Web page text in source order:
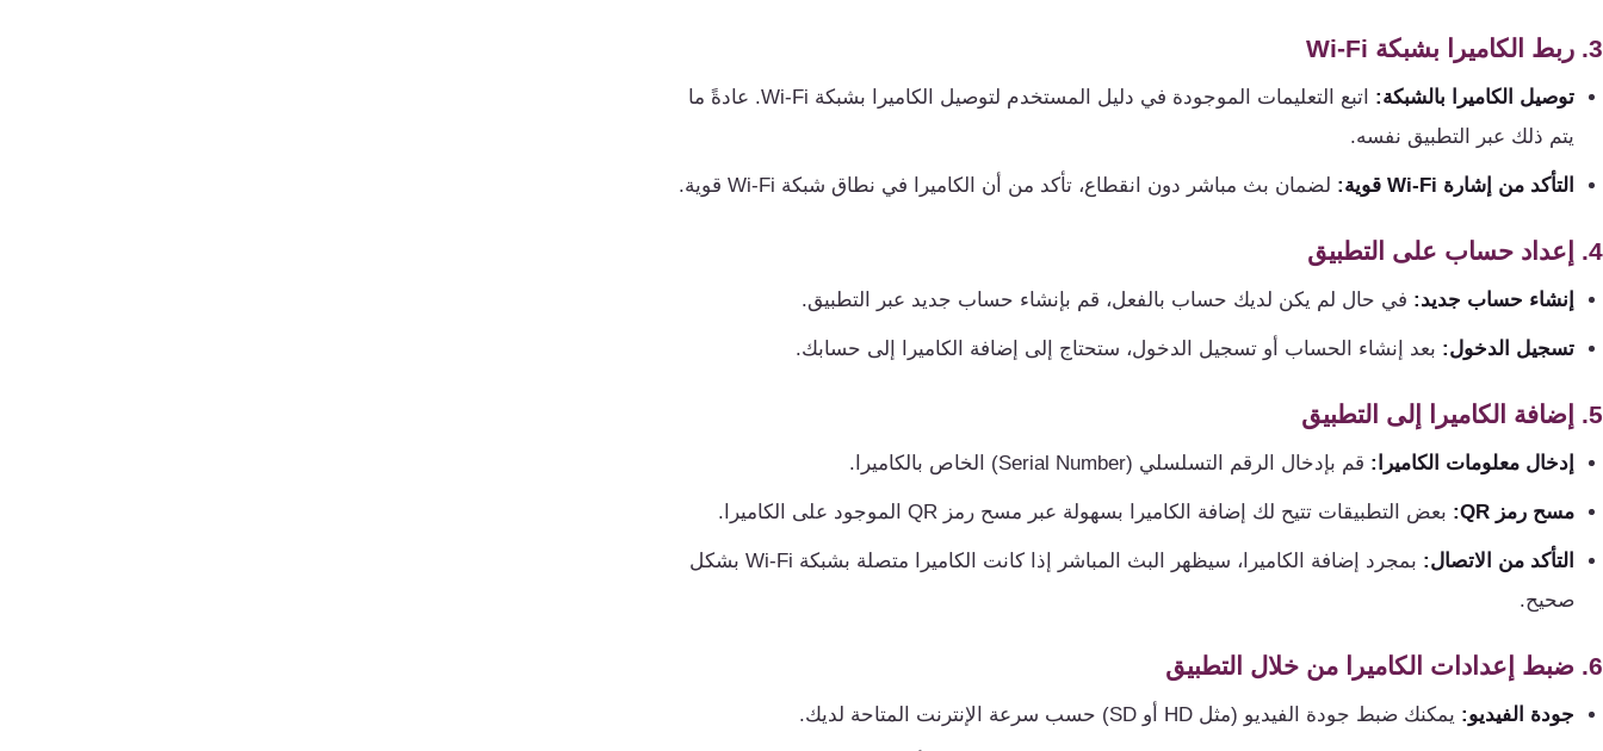
3. ربط الكاميرا بشبكة Wi-Fi
توصيل الكاميرا بالشبكة:
اتبع التعليمات الموجودة في دليل المستخدم لتوصيل الكاميرا بشبكة Wi-Fi. عادةً ما
يتم ذلك عبر التطبيق نفسه.
التأكد من إشارة Wi-Fi قوية: لضمان بث مباشر دون انقطاع، تأكد من أن الكاميرا في نطاق شبكة Wi-Fi قوية.
4. إعداد حساب على التطبيق
إنشاء حساب جديد: في حال لم يكن لديك حساب بالفعل، قم بإنشاء حساب جديد عبر التطبيق.
تسجيل الدخول: بعد إنشاء الحساب أو تسجيل الدخول، ستحتاج إلى إضافة الكاميرا إلى حسابك.
5. إضافة الكاميرا إلى التطبيق
إدخال معلومات الكاميرا: قم بإدخال الرقم التسلسلي (Serial Number) الخاص بالكاميرا.
مسح رمز QR: بعض التطبيقات تتيح لك إضافة الكاميرا بسهولة عبر مسح رمز QR الموجود على الكاميرا.
التأكد من الاتصال:
بمجرد إضافة الكاميرا، سيظهر البث المباشر إذا كانت الكاميرا متصلة بشبكة Wi-Fi بشكل
صحيح.
6. ضبط إعدادات الكاميرا من خلال التطبيق
جودة الفيديو: يمكنك ضبط جودة الفيديو (مثل HD أو SD) حسب سرعة الإنترنت المتاحة لديك.
كنترول